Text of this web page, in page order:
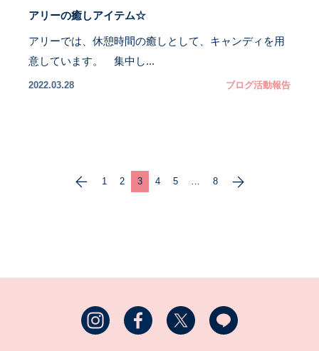
アリーの癒しアイテム☆
アリーでは、休憩時間の癒しとして、キャンディを用
意しています。 集中し...
2022.03.28 ブログ活動報告
1 2 3 4 5 … 8